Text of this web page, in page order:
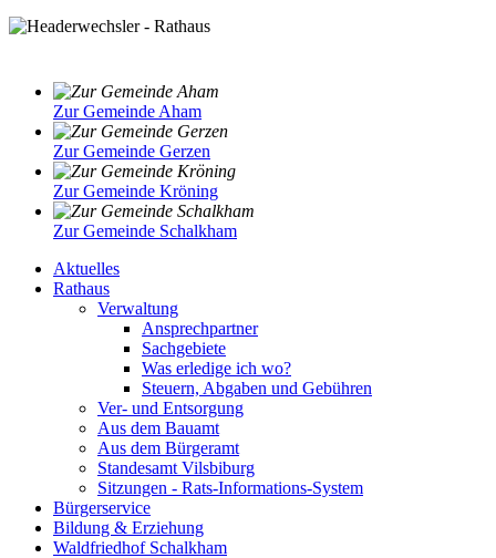
Zur Gemeinde Aham
Zur Gemeinde Gerzen
Zur Gemeinde Kröning
Zur Gemeinde Schalkham
Aktuelles
Rathaus
Verwaltung
Ansprechpartner
Sachgebiete
Was erledige ich wo?
Steuern, Abgaben und Gebühren
Ver- und Entsorgung
Aus dem Bauamt
Aus dem Bürgeramt
Standesamt Vilsbiburg
Sitzungen - Rats-Informations-System
Bürgerservice
Bildung & Erziehung
Waldfriedhof Schalkham